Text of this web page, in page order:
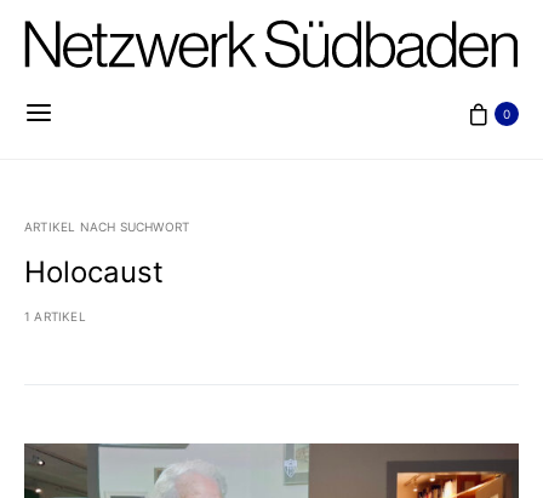
0
ARTIKEL NACH SUCHWORT
Holocaust
1 ARTIKEL